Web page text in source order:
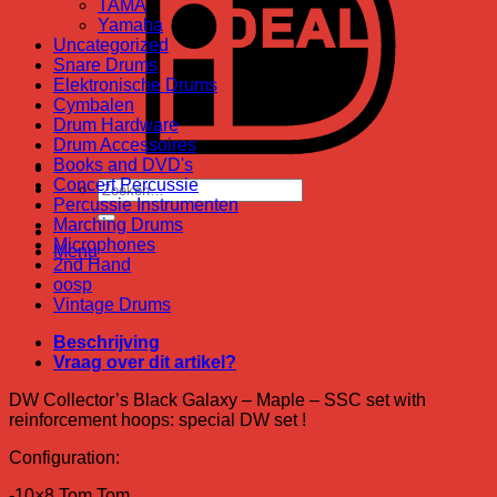
Zoeken
naar:
Menu
TAMA
Yamaha
Uncategorized
Snare Drums
Elektronische Drums
Cymbalen
Drum Hardware
Drum Accessoires
Books and DVD's
Concert Percussie
Percussie Instrumenten
Marching Drums
Microphones
2nd Hand
oosp
Vintage Drums
Beschrijving
Vraag over dit artikel?
DW Collector’s Black Galaxy – Maple – SSC set with
reinforcement hoops: special DW set !
Configuration: